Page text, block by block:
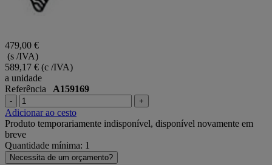
479,00 €
(s /IVA)
589,17 € (c /IVA)
a unidade
Referência A159169
- +
Adicionar ao cesto
Produto temporariamente indisponível, disponível novamente em
breve
Quantidade mínima: 1
Necessita de um orçamento?